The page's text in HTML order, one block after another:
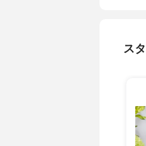
ス